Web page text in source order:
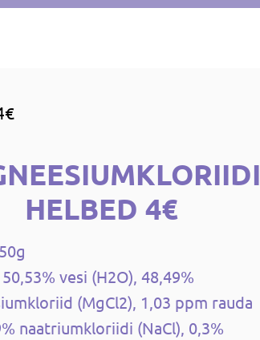
HELBED 4€
vesi (H2O), 48,49%
(MgCl2), 1,03 ppm rauda
naatriumkloriidi (NaCl), 0,3%